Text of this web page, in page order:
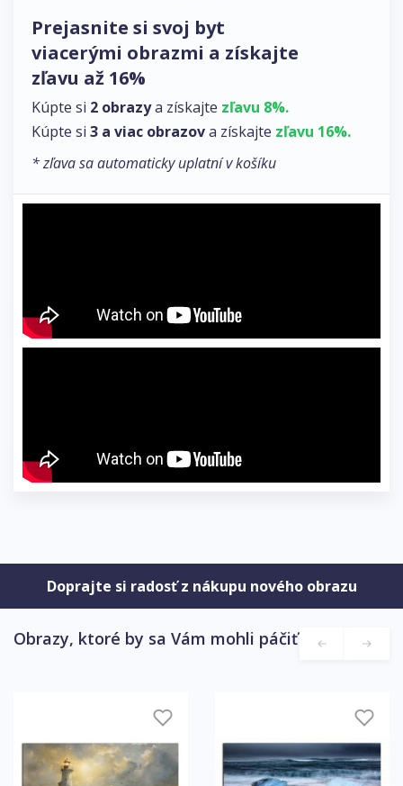
Prejasnite si svoj byt
viacerými obrazmi a získajte
zľavu až 16%
Kúpte si 2 obrazya získajte zľavu 8%.
Kúpte si 3 a viac obrazova získajte zľavu 16%.
* zľava sa automaticky uplatní v košíku
Doprajte si radosť z nákupu nového obrazu
Obrazy, ktoré by sa Vám mohli páčiť